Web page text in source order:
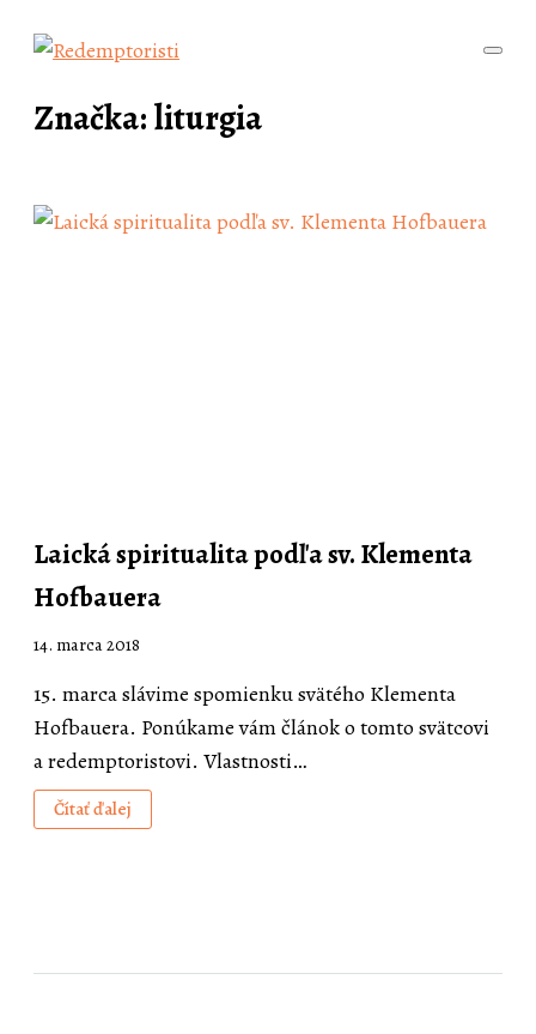
Značka:liturgia
Laická spiritualita podľa sv. Klementa
Hofbauera
14. marca 2018
15. marca slávime spomienku svätého Klementa
Hofbauera. Ponúkame vám článok o tomto svätcovi
a redemptoristovi. Vlastnosti…
Čítať ďalej